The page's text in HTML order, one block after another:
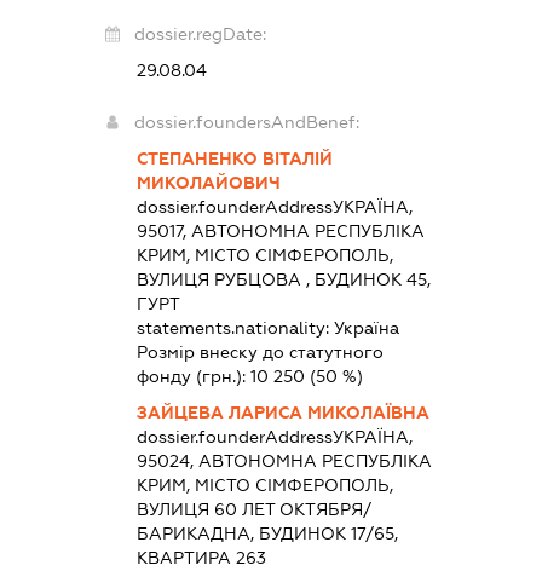
dossier.regDate:
29.08.04
dossier.foundersAndBenef:
СТЕПАНЕНКО ВІТАЛІЙ
МИКОЛАЙОВИЧ
dossier.founderAddressУКРАЇНА,
95017, АВТОНОМНА РЕСПУБЛІКА
КРИМ, МІСТО СІМФЕРОПОЛЬ,
ВУЛИЦЯ РУБЦОВА , БУДИНОК 45,
ГУРТ
statements.nationality: Україна
Розмір внеску до статутного
фонду (грн.): 10 250 (50 %)
ЗАЙЦЕВА ЛАРИСА МИКОЛАЇВНА
dossier.founderAddressУКРАЇНА,
95024, АВТОНОМНА РЕСПУБЛІКА
КРИМ, МІСТО СІМФЕРОПОЛЬ,
ВУЛИЦЯ 60 ЛЕТ ОКТЯБРЯ/
БАРИКАДНА, БУДИНОК 17/65,
КВАРТИРА 263